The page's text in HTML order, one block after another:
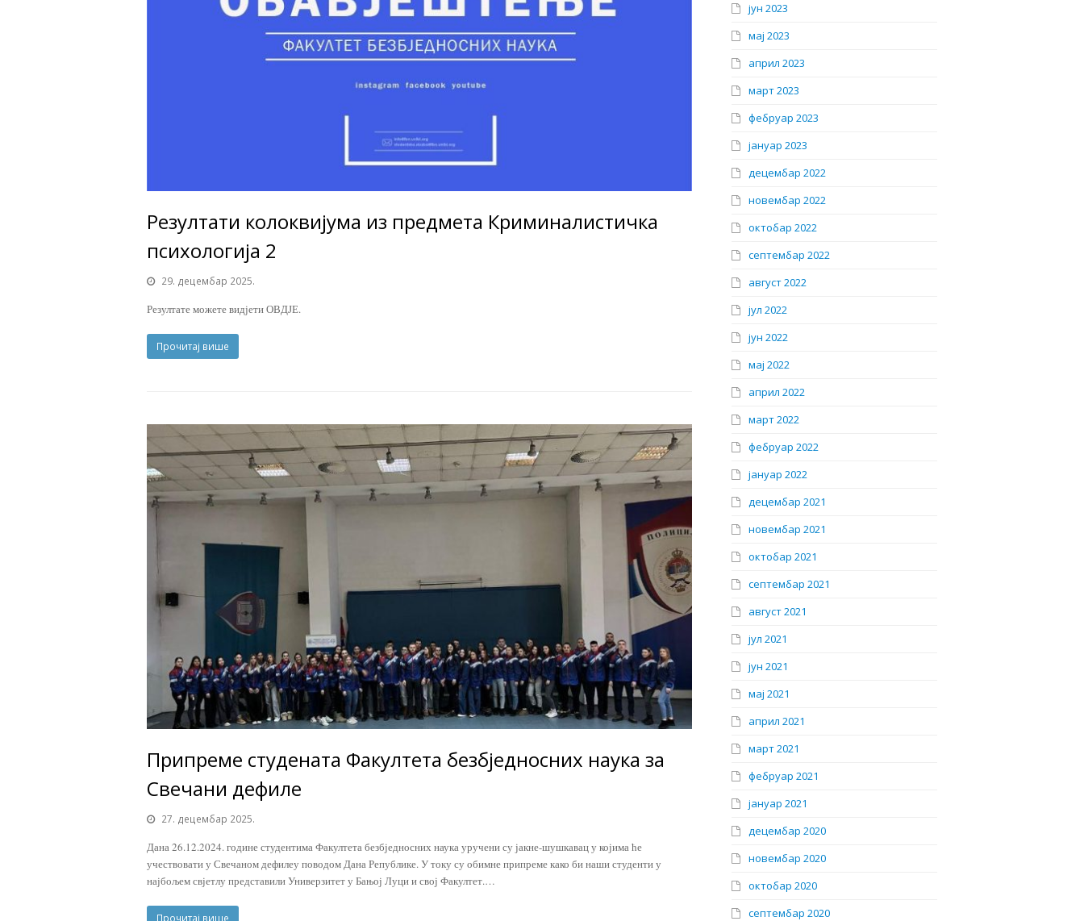
Резултати колоквијума из предмета Криминалистичка
психологија 2
29. децембар 2025.
Резултате можете видјети ОВДЈЕ.
Прочитај више
Припреме студената Факултета безбједносних наука за
Свечани дефиле
27. децембар 2025.
Дана 26.12.2024. године студентима Факултета безбједносних наука уручени су јакне-шушкавац у којима ће
учествовати у Свечаном дефилеу поводом Дана Републике. У току су обимне припреме како би наши студенти у
најбољем свјетлу представили Универзитет у Бањој Луци и свој Факултет.…
јун 2023
мај 2023
април 2023
март 2023
фебруар 2023
јануар 2023
децембар 2022
новембар 2022
октобар 2022
септембар 2022
август 2022
јул 2022
јун 2022
мај 2022
април 2022
март 2022
фебруар 2022
јануар 2022
децембар 2021
новембар 2021
октобар 2021
септембар 2021
август 2021
јул 2021
јун 2021
мај 2021
април 2021
март 2021
фебруар 2021
јануар 2021
децембар 2020
новембар 2020
октобар 2020
септембар 2020